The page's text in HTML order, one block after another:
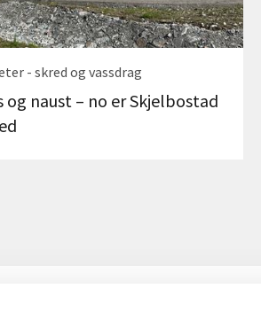
- skred og vassdrag
og naust – no er Skjelbostad